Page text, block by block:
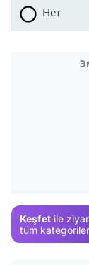
Нет
Keşfet ile
tüm